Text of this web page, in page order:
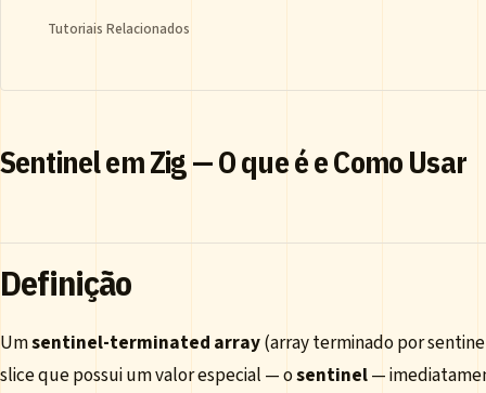
Tutoriais Relacionados
Sentinel em Zig — O que é e Como Usar
Definição
Umsentinel-terminated array(array terminado por
slice que possui um valor especial — osentinel—